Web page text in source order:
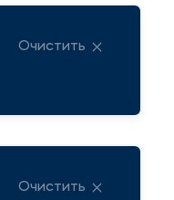
Очистить
Очистить